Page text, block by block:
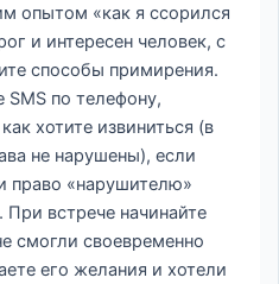
опытом «как я ссорился
и интересен человек, с
способы примирения.
SMS по телефону,
хотите извиниться (в
не нарушены), если
право «нарушителю»
При встрече начинайте
смогли своевременно
его желания и хотели